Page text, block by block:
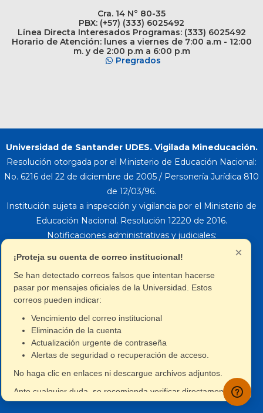
×
¡Proteja su cuenta de correo institucional!
Se han detectado correos falsos que intentan hacerse
pasar por mensajes oficiales de la Universidad. Estos
correos pueden indicar:
Vencimiento del correo institucional
Eliminación de la cuenta
Actualización urgente de contraseña
Alertas de seguridad o recuperación de acceso.
No haga clic en enlaces ni descargue archivos adjuntos.
Ante cualquier duda, se recomienda verificar directamente
con los canales oficiales de la institución.
Cra. 14 N° 80-35
PBX: (+57) (333) 6025492
Línea Directa Interesados Programas: (333) 6025492
Horario de Atención: lunes a viernes de 7:00 a.m - 12:00
m. y de 2:00 p.m a 6:00 p.m
Pregrados
Universidad de Santander UDES. Vigilada Mineducación.
Resolución otorgada por el Ministerio de Educación Nacional:
No. 6216 del 22 de diciembre de 2005 / Personería Jurídica 810
de 12/03/96.
Institución sujeta a inspección y vigilancia por el Ministerio de
Educación Nacional. Resolución 12220 de 2016.
Notificaciones administrativas y judiciales:
TERMINOS Y CONDICIONES
Copyright © 2021 - Todos los derechos reservados